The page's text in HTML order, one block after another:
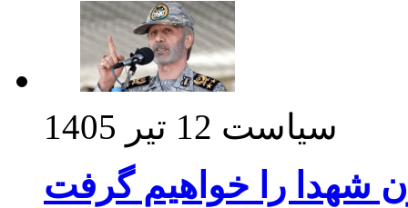
سیاست 12 تیر 1405
شهدا را خواهیم گرفت